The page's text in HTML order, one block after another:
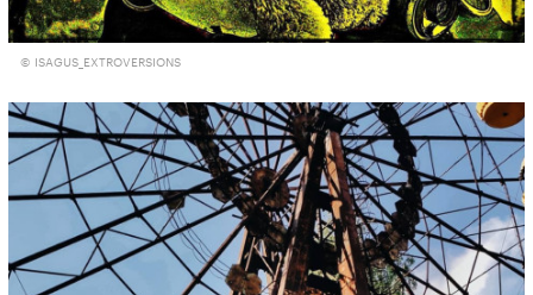
© ISAGUS_EXTROVERSIONS